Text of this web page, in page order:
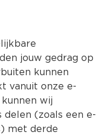
Kies jouw
jouw gedrag op
kunnen
vanuit onze e-
wij
delen (zoals een e-
met derde